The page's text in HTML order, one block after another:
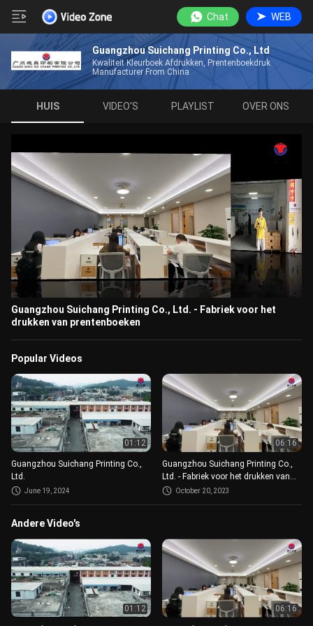
Chat WEB
Guangzhou Suichang Printing Co., Ltd
Kwaliteit Kleurboek Afdrukken, Prentenboekdruk
Manufacturer From China
HUIS VIDEO'S PLAYLIST OVER ONS
Guangzhou Suichang Printing Co., Ltd. - Fabriek voor het
drukken van prentenboeken
Popular Videos
01:12
Guangzhou Suichang Printing Co.,
Ltd.
June 19, 2024
06:16
Guangzhou Suichang Printing Co.,
Ltd. - Fabriek voor het drukken van
prentenboeken
October 20, 2023
Andere Video's
01:12 06:16